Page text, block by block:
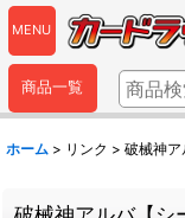
MENU
商品一覧
ホーム > リンク > 破械神ア